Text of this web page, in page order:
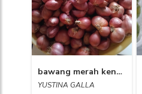
bawang merah kendari
YUSTINA GALLA